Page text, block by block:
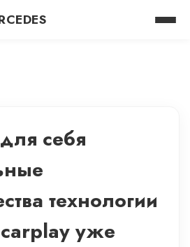
себя
технологии
уже